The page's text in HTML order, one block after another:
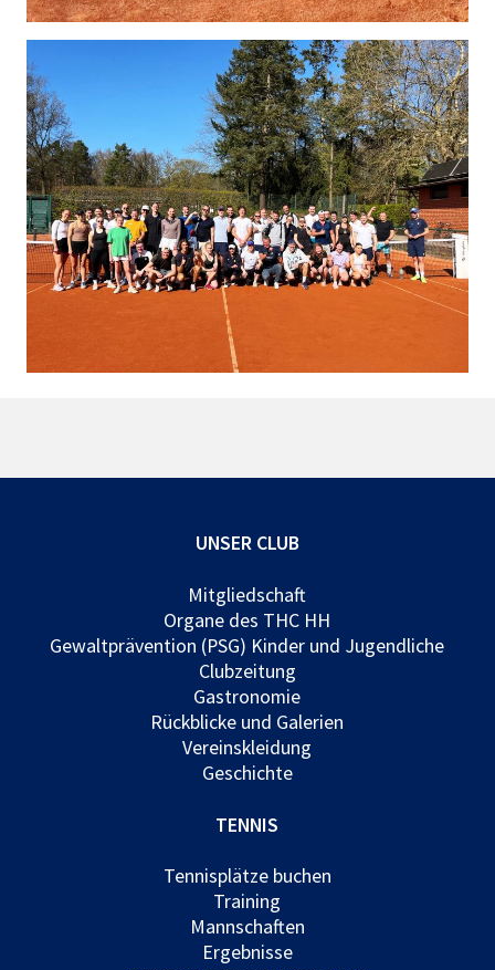
UNSER CLUB
Mitgliedschaft
Organe des THC HH
Gewaltprävention (PSG) Kinder und Jugendliche
Clubzeitung
Gastronomie
Rückblicke und Galerien
Vereinskleidung
Geschichte
TENNIS
Tennisplätze buchen
Training
Mannschaften
Ergebnisse